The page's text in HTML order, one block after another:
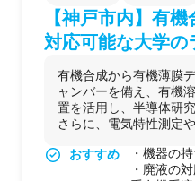
【神戸市内】有
対応可能な大学の
有機合成から有機薄膜
ャンバーを備え、有機
置を活用し、半導体研
さらに、電気特性測定
おすすめ
・機器の
・廃液の